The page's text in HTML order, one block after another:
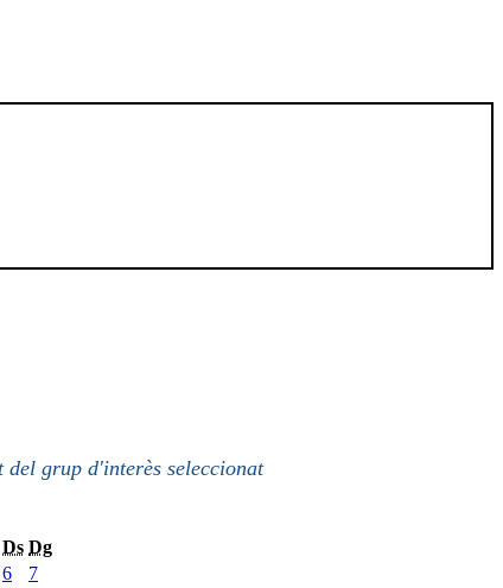
grup d'interès seleccionat
Ds Dg
6
7